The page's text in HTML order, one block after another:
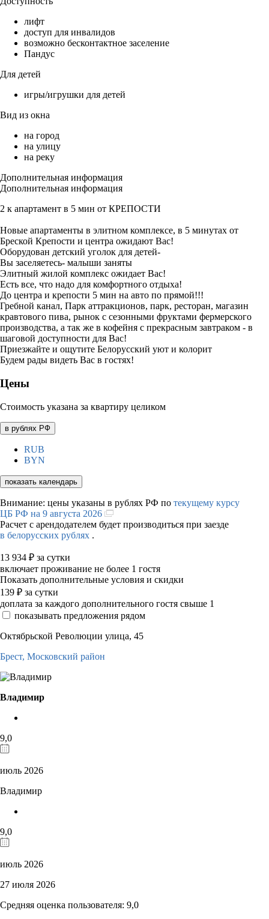
лифт
доступ для инвалидов
возможно бесконтактное заселение
Пандус
Для детей
игры/игрушки для детей
Вид из окна
на город
на улицу
на реку
Дополнительная информация
Дополнительная информация
2 к апартамент в 5 мин от КРЕПОСТИ
Новые апартаменты в элитном комплексе, в 5 минутах от
Бреской Крепости и центра ожидают Вас!
Оборудован детский уголок для детей-
Вы заселяетесь- малыши заняты
Элитный жилой комплекс ожидает Вас!
Есть все, что надо для комфортного отдыха!
До центра и крепости 5 мин на авто по прямой!!!
Гребной канал, Парк аттракционов, парк, ресторан, магазин
кравтового пива, рынок с сезонными фруктами фермерского
производства, а так же в кофейня с прекрасным завтраком - в
шаговой доступности для Вас!
Приезжайте и ощутите Белорусский уют и колорит
Будем рады видеть Вас в гостях!
Цены
Стоимость указана за квартиру целиком
в рублях РФ
RUB
BYN
показать календарь
Внимание: цены указаны в рублях РФ по текущему курсу
ЦБ РФ на 9 августа 2026
Расчет с арендодателем будет производиться при заезде
в белорусских рублях .
13 934 ₽ за сутки
включает проживание не более 1 гостя
Показать дополнительные условия и скидки
139 ₽ за сутки
доплата за каждого дополнительного гостя свыше 1
показывать предложения рядом
Октябрьской Революции улица, 45
Брест, Московский район
Владимир
9,0
июль 2026
Владимир
9,0
июль 2026
27 июля 2026
Средняя оценка пользователя: 9,0